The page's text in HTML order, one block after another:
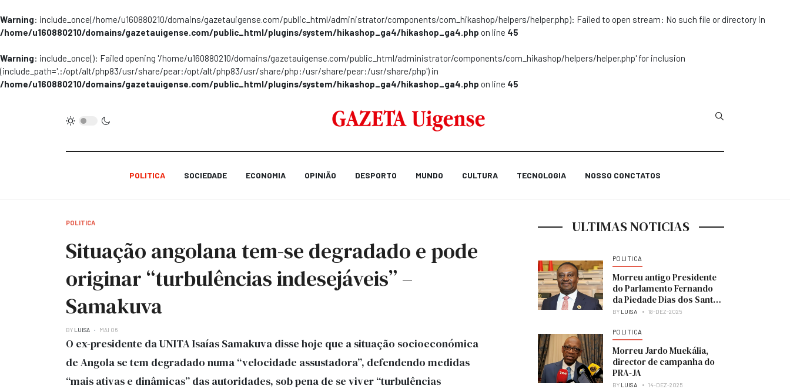
Warning: include_once(/home/u160880210/domains/gazetauigense.com/public_html/administrator/components/com_hikashop/helpers/helper.php): Failed to open stream: No such file or directory in
/home/u160880210/domains/gazetauigense.com/public_html/plugins/system/hikashop_ga4/hikashop_ga4.php on line 45
Warning: include_once(): Failed opening '/home/u160880210/domains/gazetauigense.com/public_html/administrator/components/com_hikashop/helpers/helper.php' for inclusion
(include_path='.:/opt/alt/php83/usr/share/pear:/opt/alt/php83/usr/share/php:/usr/share/pear:/usr/share/php') in
/home/u160880210/domains/gazetauigense.com/public_html/plugins/system/hikashop_ga4/hikashop_ga4.php on line 45
Type 2 or more
POLITICA SOCIEDADE ECONOMIA OPINIÃO DESPORTO MUNDO CULTURA TECNOLOGIA NOSSO CONCTATOS
POLITICA
Situação angolana tem-se degradado e pode
originar “turbulências indesejáveis” –
Samakuva
BY LUISA MAI 06
O ex-presidente da UNITA Isaías Samakuva disse hoje que a situação socioeconómica
de Angola se tem degradado numa “velocidade assustadora”, defendendo medidas
“mais ativas e dinâmicas” das autoridades, sob pena de se viver “turbulências
ULTIMAS NOTICIAS
POLITICA
Morreu antigo Presidente
do Parlamento Fernando
da Piedade Dias dos Santos
“Nandó”
BY LUISA 18-DEZ-2025
POLITICA
Morreu Jardo Muekália,
director de campanha do
PRA-JA
BY LUISA 14-DEZ-2025